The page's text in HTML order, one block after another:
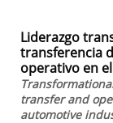
Liderazgo
transferencia
operativo en
transfer and
automotive